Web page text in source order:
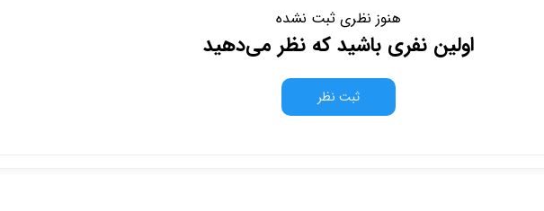
هنوز نظری ثبت نشده
اولین نفری باشید که نظر می‌دهید
ثبت نظر